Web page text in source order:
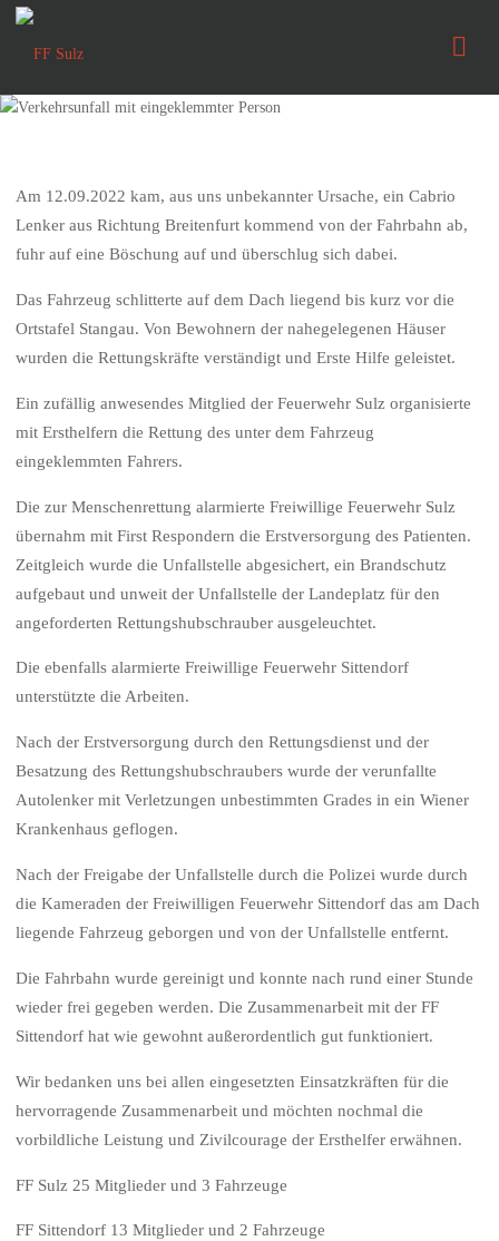
Am 12.09.2022 kam, aus uns unbekannter Ursache, ein Cabrio
Lenker aus Richtung Breitenfurt kommend von der Fahrbahn ab,
fuhr auf eine Böschung auf und überschlug sich dabei.
Das Fahrzeug schlitterte auf dem Dach liegend bis kurz vor die
Ortstafel Stangau. Von Bewohnern der nahegelegenen Häuser
wurden die Rettungskräfte verständigt und Erste Hilfe geleistet.
Ein zufällig anwesendes Mitglied der Feuerwehr Sulz organisierte
mit Ersthelfern die Rettung des unter dem Fahrzeug
eingeklemmten Fahrers.
Die zur Menschenrettung alarmierte Freiwillige Feuerwehr Sulz
übernahm mit First Respondern die Erstversorgung des Patienten.
Zeitgleich wurde die Unfallstelle abgesichert, ein Brandschutz
aufgebaut und unweit der Unfallstelle der Landeplatz für den
angeforderten Rettungshubschrauber ausgeleuchtet.
Die ebenfalls alarmierte Freiwillige Feuerwehr Sittendorf
unterstützte die Arbeiten.
Nach der Erstversorgung durch den Rettungsdienst und der
Besatzung des Rettungshubschraubers wurde der verunfallte
Autolenker mit Verletzungen unbestimmten Grades in ein Wiener
Krankenhaus geflogen.
Nach der Freigabe der Unfallstelle durch die Polizei wurde durch
die Kameraden der Freiwilligen Feuerwehr Sittendorf das am Dach
liegende Fahrzeug geborgen und von der Unfallstelle entfernt.
Die Fahrbahn wurde gereinigt und konnte nach rund einer Stunde
wieder frei gegeben werden. Die Zusammenarbeit mit der FF
Sittendorf hat wie gewohnt außerordentlich gut funktioniert.
Wir bedanken uns bei allen eingesetzten Einsatzkräften für die
hervorragende Zusammenarbeit und möchten nochmal die
vorbildliche Leistung und Zivilcourage der Ersthelfer erwähnen.
FF Sulz 25 Mitglieder und 3 Fahrzeuge
FF Sittendorf 13 Mitglieder und 2 Fahrzeuge